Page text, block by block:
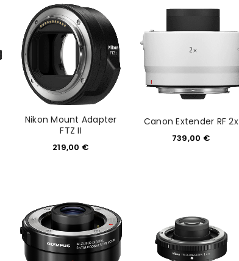
Nikon Mount Adapter
FTZ II
219,00 €
Canon Extender RF 2x
739,00 €